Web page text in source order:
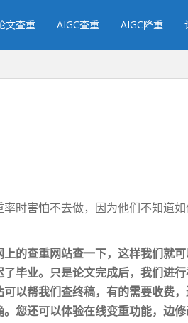
文查重 AIGC查重 AIGC降重
时害怕不去做，因为他们不知道
的查重网站查一下，这样我们就
毕业。只是论文完成后，我们进
可以帮我们查终稿，有的需要收费
您还可以体验在线变重功能，边